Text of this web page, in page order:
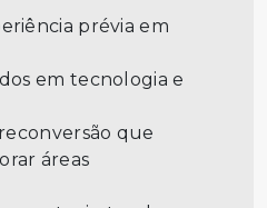
prévia em
em tecnologia e
que
áreas